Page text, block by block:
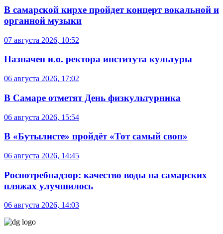
В самарской кирхе пройдет концерт вокальной и
органной музыки
07 августа 2026, 10:52
Назначен и.о. ректора института культуры
06 августа 2026, 17:02
В Самаре отметят День физкультурника
06 августа 2026, 15:54
В «Бутылисте» пройдёт «Тот самый своп»
06 августа 2026, 14:45
Роспотребнадзор: качество воды на самарских
пляжах улучшилось
06 августа 2026, 14:03